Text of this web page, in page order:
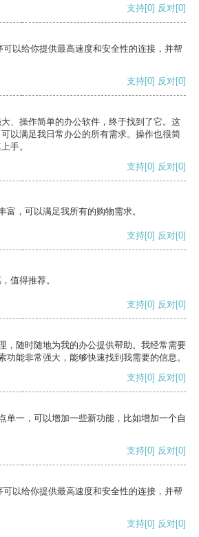
支持[0] 反对[0]
以给你提供最高速度和安全性的连接，并帮
支持[0] 反对[0]
、操作简单的办公软件，终于找到了它。这
以满足我日常办公的所有需求。操作也很简
手。
支持[0] 反对[0]
富，可以满足我所有的购物需求。
支持[0] 反对[0]
值得推荐。
支持[0] 反对[0]
，随时随地为我的办公提供帮助。我经常需要
功能非常强大，能够快速找到我需要的信息。
支持[0] 反对[0]
单一，可以增加一些新功能，比如增加一个自
支持[0] 反对[0]
以给你提供最高速度和安全性的连接，并帮
支持[0] 反对[0]